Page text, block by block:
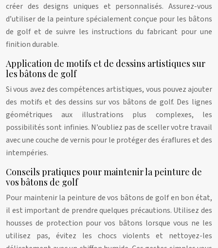
créer des designs uniques et personnalisés. Assurez-vous
d’utiliser de la peinture spécialement conçue pour les bâtons
de golf et de suivre les instructions du fabricant pour une
finition durable.
Application de motifs et de dessins artistiques sur
les bâtons de golf
Si vous avez des compétences artistiques, vous pouvez ajouter
des motifs et des dessins sur vos bâtons de golf. Des lignes
géométriques aux illustrations plus complexes, les
possibilités sont infinies. N’oubliez pas de sceller votre travail
avec une couche de vernis pour le protéger des éraflures et des
intempéries.
Conseils pratiques pour maintenir la peinture de
vos bâtons de golf
Pour maintenir la peinture de vos bâtons de golf en bon état,
il est important de prendre quelques précautions. Utilisez des
housses de protection pour vos bâtons lorsque vous ne les
utilisez pas, évitez les chocs violents et nettoyez-les